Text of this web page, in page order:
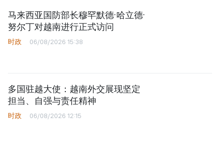
马来西亚国防部长穆罕默德·哈立德·
努尔丁对越南进行正式访问
时政 06/08/2026 15:38
多国驻越大使：越南外交展现坚定
担当、自强与责任精神
时政 06/08/2026 12:15